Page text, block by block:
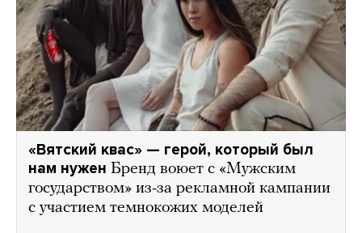
«Вятский квас» — герой, который был
нам нужен Бренд воюет с «Мужским
государством» из-за рекламной кампании
с участием темнокожих моделей